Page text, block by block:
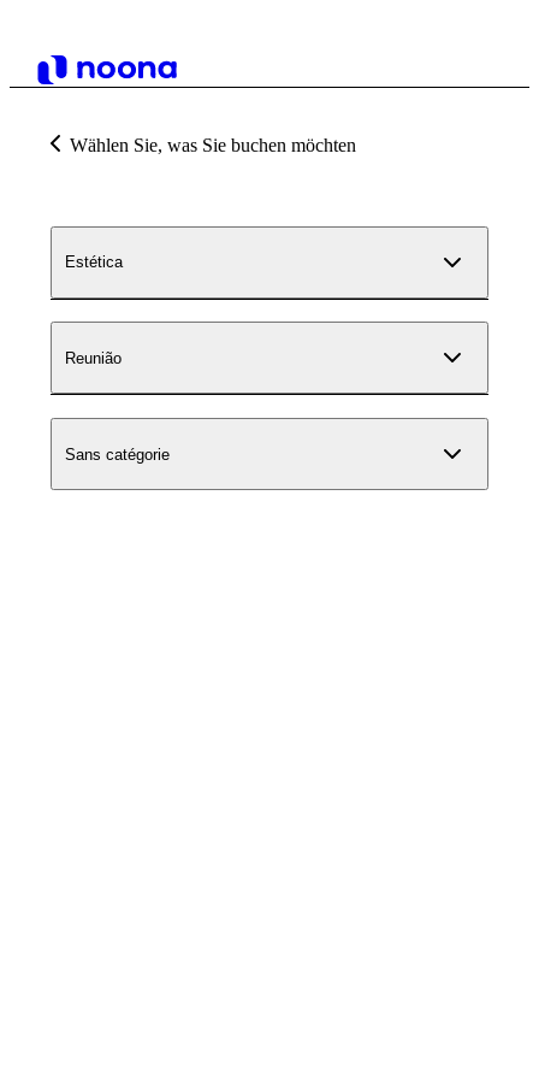
Wählen Sie, was Sie buchen möchten
Estética
Reunião
Sans catégorie